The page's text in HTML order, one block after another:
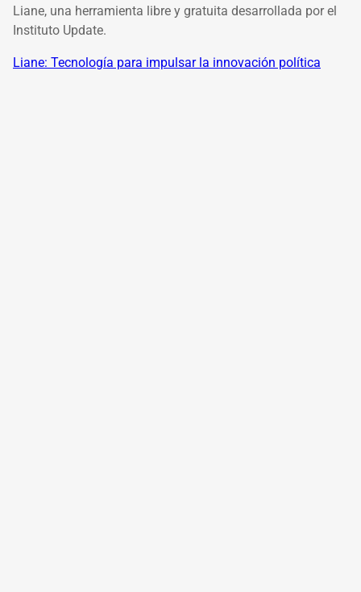
Liane, una herramienta libre y gratuita desarrollada por el
Instituto Update.
Liane: Tecnología para impulsar la innovación política